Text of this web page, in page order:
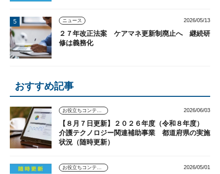
ニュース 2026/05/13
２７年改正法案 ケアマネ更新制廃止へ 継続研
修は義務化
おすすめ記事
お役立ちコンテンツ 2026/06/03
【８月７日更新】２０２６年度（令和８年度）
介護テクノロジー関連補助事業 都道府県の実施
状況（随時更新）
お役立ちコンテンツ 2026/05/01